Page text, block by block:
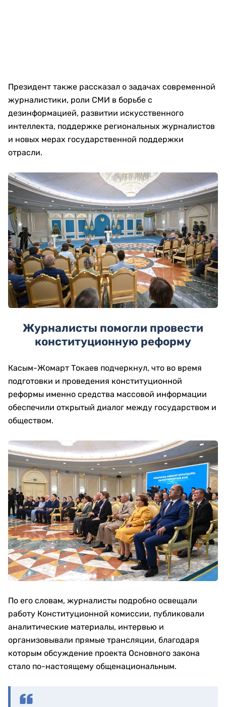
Президент также рассказал о задачах современной
журналистики, роли СМИ в борьбе с
дезинформацией, развитии искусственного
интеллекта, поддержке региональных журналистов
и новых мерах государственной поддержки
отрасли.
Журналисты помогли провести
конституционную реформу
Касым-Жомарт Токаев подчеркнул, что во время
подготовки и проведения конституционной
реформы именно средства массовой информации
обеспечили открытый диалог между государством и
обществом.
По его словам, журналисты подробно освещали
работу Конституционной комиссии, публиковали
аналитические материалы, интервью и
организовывали прямые трансляции, благодаря
которым обсуждение проекта Основного закона
стало по-настоящему общенациональным.